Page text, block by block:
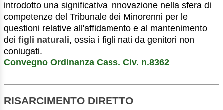
introdotto una significativa innovazione nella sfera di
competenze del Tribunale dei Minorenni per le
questioni relative all'affidamento e al mantenimento
dei figli naturali, ossia i figli nati da genitori non
coniugati.
Convegno Ordinanza Cass. Civ. n.8362
RISARCIMENTO DIRETTO